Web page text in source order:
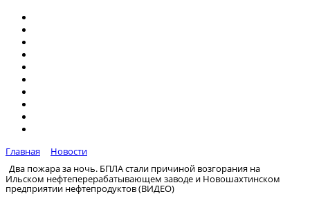
Главная
Новости
Два пожара за ночь. БПЛА стали причиной возгорания на
Ильском нефтеперерабатывающем заводе и Новошахтинском
предприятии нефтепродуктов (ВИДЕО)